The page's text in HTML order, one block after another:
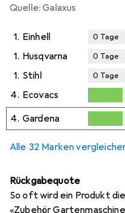
Quelle: Galaxus
1. Einhell 0 Tage
1. Husqvarna 0 Tage
1. Stihl 0 Tage
4. Ecovacs
2Tage
4. Gardena
2Tage
Alle 32 Marken
Rückgabequote
So oft wird ein Produkt
«Zubehör